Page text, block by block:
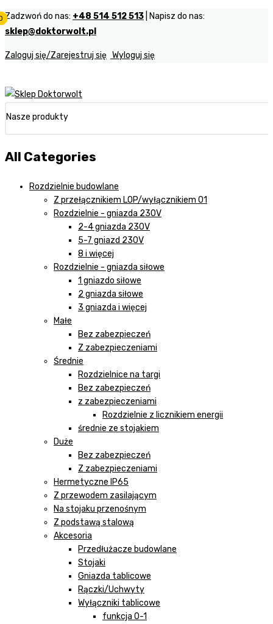
Zadzwoń do nas: +48 514 512 513 | Napisz do nas:
sklep@doktorwolt.pl
Zaloguj się/Zarejestruj się Wyloguj się
Nasze produkty
All Categories
Rozdzielnie budowlane
Z przełącznikiem LOP/wyłącznikiem 01
Rozdzielnie - gniazda 230V
2-4 gniazda 230V
5-7 gniazd 230V
8 i więcej
Rozdzielnie - gniazda siłowe
1 gniazdo siłowe
2 gniazda siłowe
3 gniazda i więcej
Małe
Bez zabezpieczeń
Z zabezpieczeniami
Średnie
Rozdzielnice na targi
Bez zabezpieczeń
z zabezpieczeniami
Rozdzielnie z licznikiem energii
średnie ze stojakiem
Duże
Bez zabezpieczeń
Z zabezpieczeniami
Hermetyczne IP65
Z przewodem zasilającym
Na stojaku przenośnym
Z podstawą stalową
Akcesoria
Przedłużacze budowlane
Stojaki
Gniazda tablicowe
Rączki/Uchwyty
Wyłączniki tablicowe
funkcja 0-1